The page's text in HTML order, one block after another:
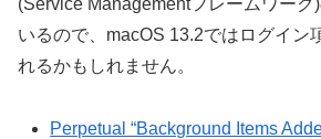
いるので、macOS 13.2ではログイン
れるかもしれません。
Perpetual “Background Items